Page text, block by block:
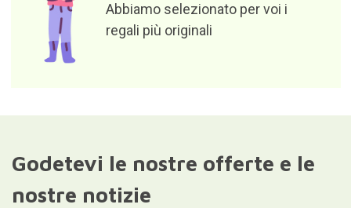
Abbiamo selezionato per voi i
regali più originali
Godetevi le nostre offerte e le
nostre notizie